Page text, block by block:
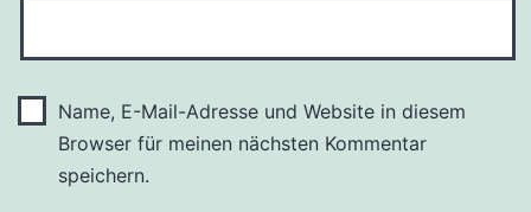
Name, E-Mail-Adresse und Website in diesem
Browser für meinen nächsten Kommentar
speichern.